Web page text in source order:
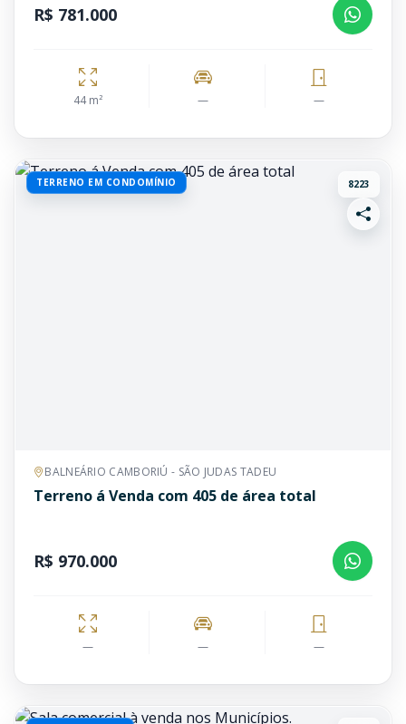
R$ 781.000
44 m² — —
TERRENO EM CONDOMÍNIO 8223
BALNEÁRIO CAMBORIÚ - SÃO JUDAS TADEU
Terreno á Venda com 405 de área total
R$ 970.000
— — —